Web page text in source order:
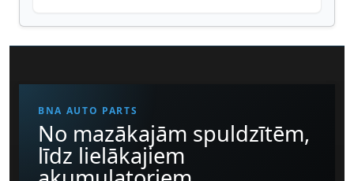
BNA AUTO PARTS
No mazākajām spuldzītēm,
līdz lielākajiem